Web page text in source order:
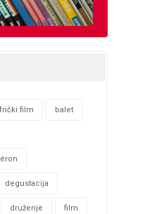
film balet
degustacija
druženje film